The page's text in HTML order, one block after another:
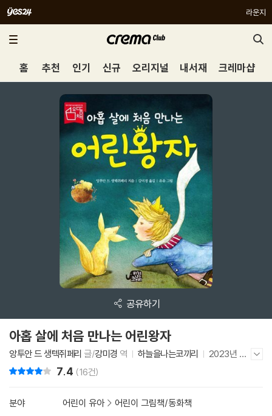
라운지
홈 추천 인기 신규 오리지널 내서재 크레마샵
공유하기
아홉 살에 처음 만나는 어린왕자
앙투안 드 생텍쥐페리 글/강미경 역 하늘을나는코끼리
2023년 4
월 17일
7.4 (16건)
분야 어린이 유아> 어린이 그림책/동화책